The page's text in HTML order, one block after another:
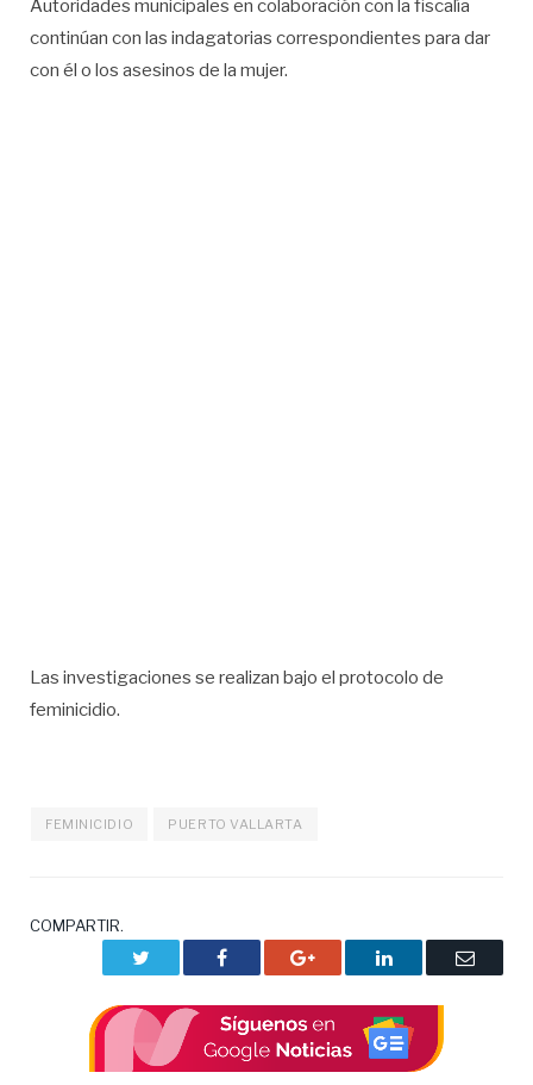
Autoridades municipales en colaboración con la fiscalía
continúan con las indagatorias correspondientes para dar
con él o los asesinos de la mujer.
Las investigaciones se realizan bajo el protocolo de
feminicidio.
FEMINICIDIO PUERTO VALLARTA
COMPARTIR.
Facebook Google+ LinkedIn
Correo